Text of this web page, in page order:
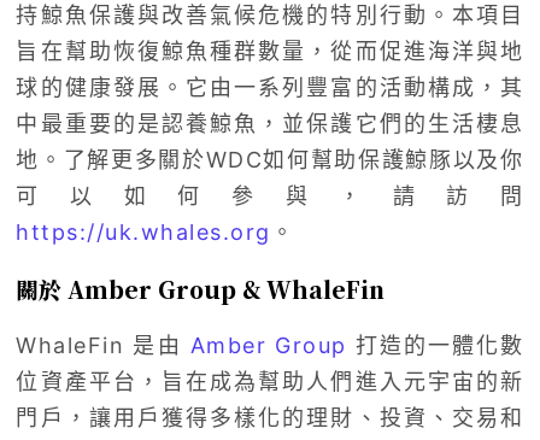
持鯨魚保護與改善氣候危機的特別行動。本項目
旨在幫助恢復鯨魚種群數量，從而促進海洋與地
球的健康發展。它由一系列豐富的活動構成，其
中最重要的是認養鯨魚，並保護它們的生活棲息
地。了解更多關於WDC如何幫助保護鯨豚以及你
可以如何參與，請訪問
https://uk.whales.org 。
關於 Amber Group & WhaleFin
WhaleFin 是由 Amber Group 打造的一體化數
位資產平台，旨在成為幫助人們進入元宇宙的新
門戶，讓用戶獲得多樣化的理財、投資、交易和